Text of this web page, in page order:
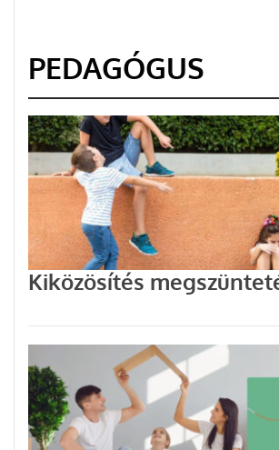
PEDAGÓGUS
Kiközösítés